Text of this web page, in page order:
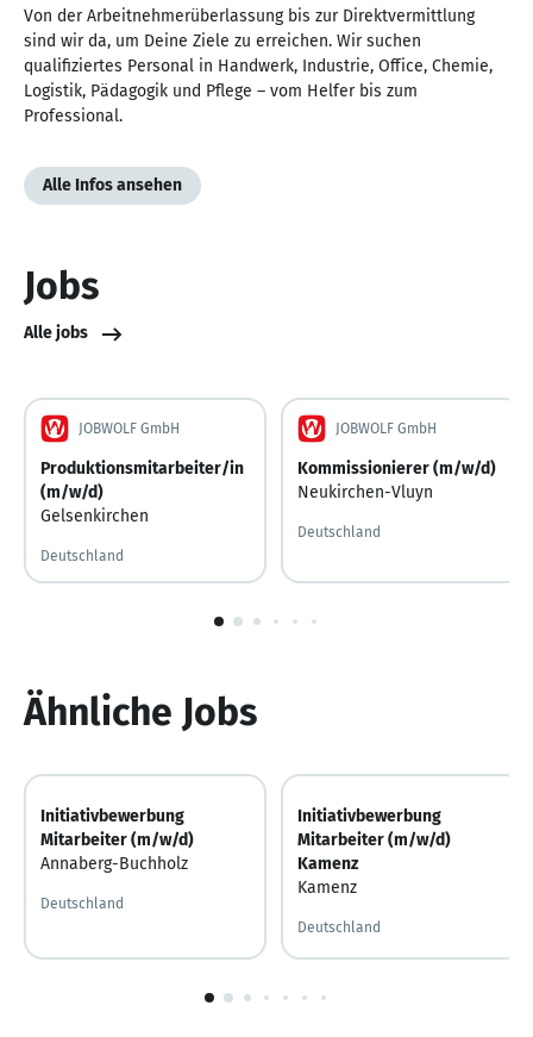
Von der Arbeitnehmerüberlassung bis zur Direktvermittlung
sind wir da, um Deine Ziele zu erreichen. Wir suchen
qualifiziertes Personal in Handwerk, Industrie, Office, Chemie,
Logistik, Pädagogik und Pflege – vom Helfer bis zum
Professional.
Alle Infos ansehen
Jobs
Alle jobs
JOBWOLF GmbH
Produktionsmitarbeiter/in
(m/w/d)
Gelsenkirchen
Deutschland
JOBWOLF GmbH
Kommissionierer (m/w/d)
Neukirchen-Vluyn
Deutschland
Ähnliche Jobs
Initiativbewerbung
Mitarbeiter (m/w/d)
Annaberg-Buchholz
Deutschland
Initiativbewerbung
Mitarbeiter (m/w/d)
Kamenz
Kamenz
Deutschland
1